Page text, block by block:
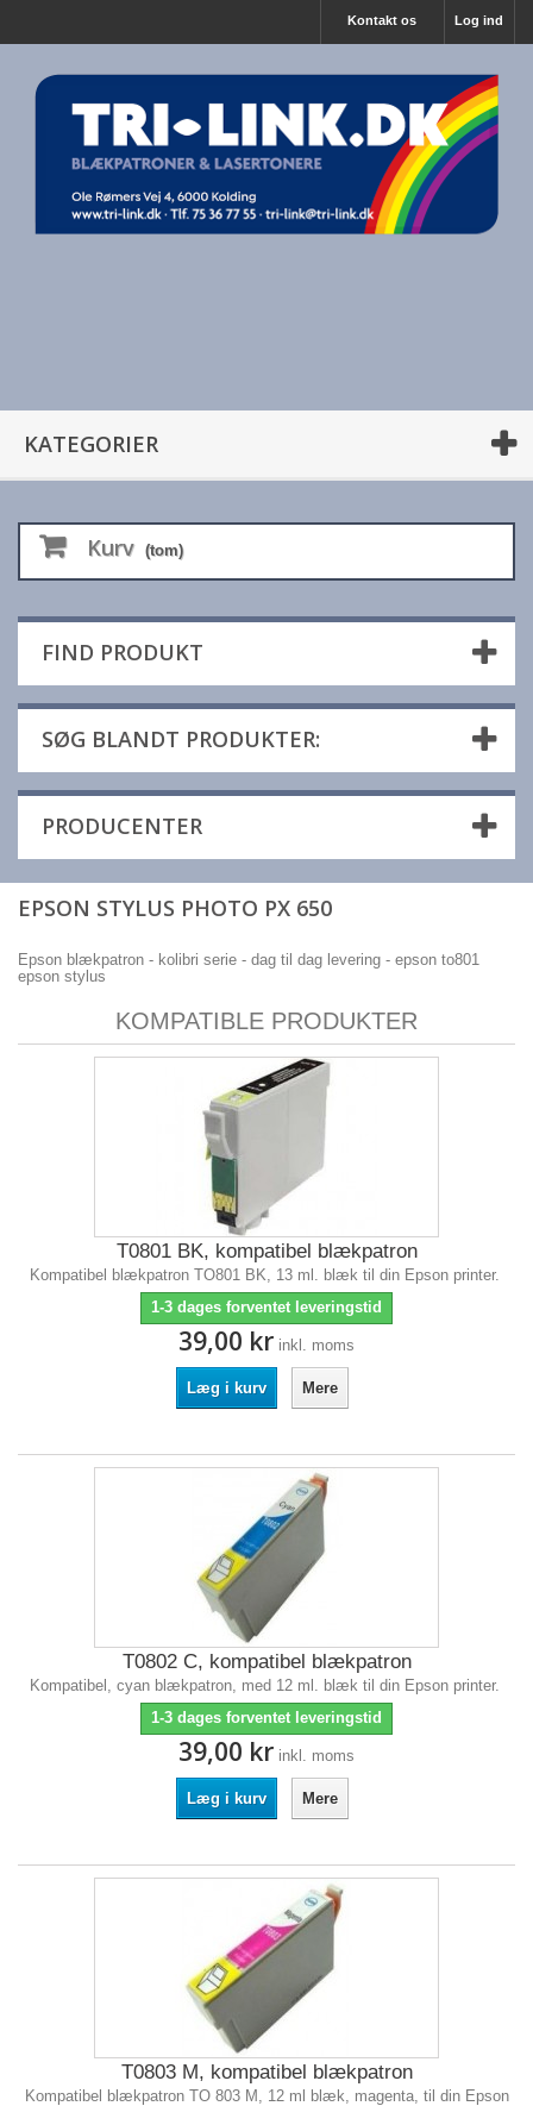
Log ind
Kontakt os
KATEGORIER
Kurv (tom)
FIND PRODUKT
SØG BLANDT PRODUKTER:
PRODUCENTER
EPSON STYLUS PHOTO PX 650
Epson blækpatron - kolibri serie - dag til dag levering - epson to801
epson stylus
KOMPATIBLE PRODUKTER
T0801 BK, kompatibel blækpatron
Kompatibel blækpatron TO801 BK, 13 ml. blæk til din Epson printer.
1-3 dages forventet leveringstid
39,00 kr inkl. moms
Læg i kurv Mere
T0802 C, kompatibel blækpatron
Kompatibel, cyan blækpatron, med 12 ml. blæk til din Epson printer.
1-3 dages forventet leveringstid
39,00 kr inkl. moms
Læg i kurv Mere
T0803 M, kompatibel blækpatron
Kompatibel blækpatron TO 803 M, 12 ml blæk, magenta, til din Epson